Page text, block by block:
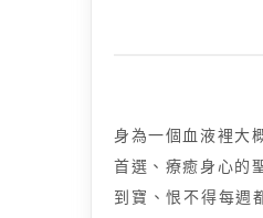
身為一個血液裡大
首選、療癒身心的
到寶、恨不得每週